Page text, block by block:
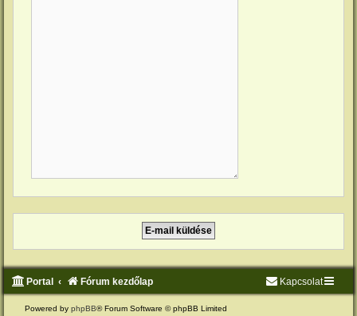
Portal Fórum kezdőlap Kapcsolat
Powered by phpBB® Forum Software © phpBB Limited